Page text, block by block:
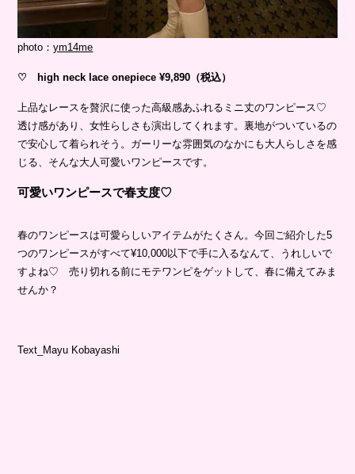
photo：ym14me
♡ high neck lace onepiece ¥9,890（税込）
上品なレースを贅沢に使った高級感あふれるミニ丈のワンピース♡
透け感があり、女性らしさも演出してくれます。裏地がついているの
で安心して着られそう。ガーリーな雰囲気のなかにも大人らしさを感
じる、そんな大人可愛いワンピースです。
可愛いワンピースで春支度♡
春のワンピースは可愛らしいアイテムがたくさん。今回ご紹介した5
つのワンピースがすべて¥10,000以下で手に入るなんて、うれしいで
すよね♡ 売り切れる前にモテワンピをゲットして、春に備えてみま
せんか？
Text_Mayu Kobayashi